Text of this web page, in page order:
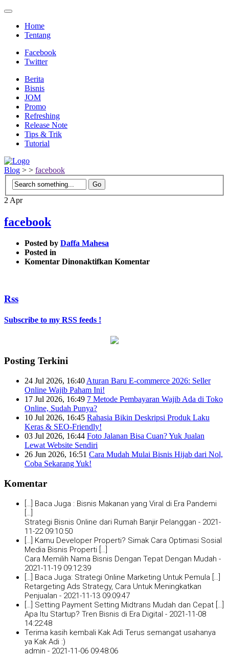
Home
Tentang
Facebook
Twitter
Berita
Bisnis
JOM
Promo
Refreshing
Release Note
Tips & Trik
Tutorial
Blog > > facebook
2 Apr
facebook
Posted by Daffa Mahesa
Posted in
Komentar Dinonaktifkan pada
Komentar
Rss
Subscribe to my RSS feeds !
Posting Terkini
24 Jul 2026, 16:40 Aturan Baru E-commerce 2026: Seller
Online Wajib Paham Ini!
17 Jul 2026, 16:49 7 Metode Pembayaran Wajib Ada di Toko
Online, Sudah Punya?
10 Jul 2026, 16:45 Rahasia Bikin Deskripsi Produk Laku
Keras & SEO-Friendly!
03 Jul 2026, 16:44 Foto Jalanan Bisa Cuan? Yuk Jualan
Lewat Website Sendiri
26 Jun 2026, 16:51 Cara Mudah Mulai Bisnis Hijab dari Nol,
Coba Sekarang Yuk!
Komentar
[…] Baca Juga : Bisnis Makanan yang Viral di Era Pandemi
Strategi Bisnis Online dari Rumah Banjir Pelanggan - 2021-
11-22 09:10:50
[…] Kamu Developer Properti? Simak Cara Optimasi Sosial
Media Bisnis Properti […]
Cara Memilih Nama Bisnis Dengan Tepat Dengan Mudah -
2021-11-19 09:12:39
[…] Baca Juga: Strategi Online Marketing Untuk Pemula […]
Retargeting Ads Strategy, Cara Untuk Meningkatkan
Penjualan - 2021-11-13 09:09:47
[…] Setting Payment Setting Midtrans Mudah dan Cepat […]
Apa Itu Startup? Tren Bisnis di Era Digital - 2021-11-08
14:22:48
Terima kasih kembali Kak Adi Terus semangat usahanya
ya Kak Adi :)
admin - 2021-11-06 09:48:06